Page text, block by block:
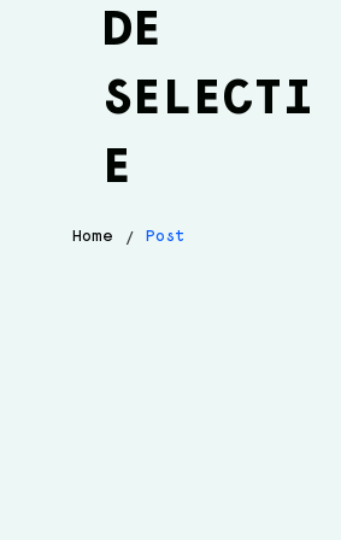
DE
SELECTI
E
Home / Post